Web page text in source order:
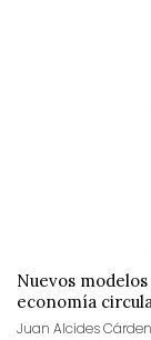
Nuevos
economía
Juan Alcides